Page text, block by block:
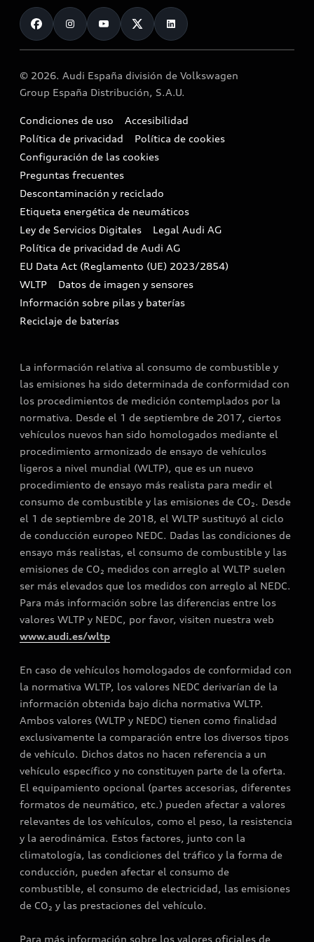
Modelos anteriores
Vender mi vehículo
Audi y los semiconductores
Promociones híbridos
Mild hybrid
Etiquetas medioambientales
Promociones Audi Service
Functions on demand
Vehículo de sustitución
Audi Shop
Contacto
Mundo Audi
Airbag Takata
Motores Diésel
Buscador de concesionarios
Cita taller
Compliance e integridad
Canales de denuncia
© 2026. Audi España división de Volkswagen
Group España Distribución, S.A.U.
Condiciones de uso
Accesibilidad
Política de privacidad
Política de cookies
Configuración de las cookies
Preguntas frecuentes
Descontaminación y reciclado
Etiqueta energética de neumáticos
Ley de Servicios Digitales
Legal Audi AG
Política de privacidad de Audi AG
EU Data Act (Reglamento (UE) 2023/2854)
WLTP
Datos de imagen y sensores
Información sobre pilas y baterías
Reciclaje de baterías
La información relativa al consumo de combustible y
las emisiones ha sido determinada de conformidad con
los procedimientos de medición contemplados por la
normativa. Desde el 1 de septiembre de 2017, ciertos
vehículos nuevos han sido homologados mediante el
procedimiento armonizado de ensayo de vehículos
ligeros a nivel mundial (WLTP), que es un nuevo
procedimiento de ensayo más realista para medir el
consumo de combustible y las emisiones de CO₂. Desde
el 1 de septiembre de 2018, el WLTP sustituyó al ciclo
de conducción europeo NEDC. Dadas las condiciones de
ensayo más realistas, el consumo de combustible y las
emisiones de CO₂ medidos con arreglo al WLTP suelen
ser más elevados que los medidos con arreglo al NEDC.
Para más información sobre las diferencias entre los
valores WLTP y NEDC, por favor, visiten nuestra web
www.audi.es/wltp
En caso de vehículos homologados de conformidad con
la normativa WLTP, los valores NEDC derivarían de la
información obtenida bajo dicha normativa WLTP.
Ambos valores (WLTP y NEDC) tienen como finalidad
exclusivamente la comparación entre los diversos tipos
de vehículo. Dichos datos no hacen referencia a un
vehículo específico y no constituyen parte de la oferta.
El equipamiento opcional (partes accesorias, diferentes
formatos de neumático, etc.) pueden afectar a valores
relevantes de los vehículos, como el peso, la resistencia
y la aerodinámica. Estos factores, junto con la
climatología, las condiciones del tráfico y la forma de
conducción, pueden afectar el consumo de
combustible, el consumo de electricidad, las emisiones
de CO₂ y las prestaciones del vehículo.
Para más información sobre los valores oficiales de